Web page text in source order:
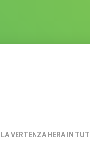
VERTENZA HERA IN